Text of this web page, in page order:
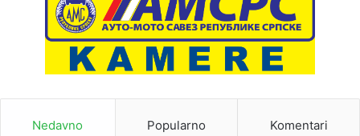
Nedavno Popularno Komentari